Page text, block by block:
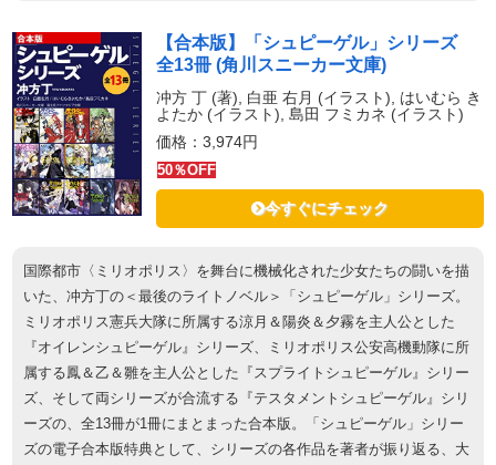
【合本版】「シュピーゲル」シリーズ
全13冊 (角川スニーカー文庫)
冲方 丁 (著), 白亜 右月 (イラスト), はいむら き
よたか (イラスト), 島田 フミカネ (イラスト)
価格：3,974円
50％OFF
今すぐにチェック
国際都市〈ミリオポリス〉を舞台に機械化された少女たちの闘いを描
いた、冲方丁の＜最後のライトノベル＞「シュピーゲル」シリーズ。
ミリオポリス憲兵大隊に所属する涼月＆陽炎＆夕霧を主人公とした
『オイレンシュピーゲル』シリーズ、ミリオポリス公安高機動隊に所
属する鳳＆乙＆雛を主人公とした『スプライトシュピーゲル』シリー
ズ、そして両シリーズが合流する『テスタメントシュピーゲル』シリ
ーズの、全13冊が1冊にまとまった合本版。「シュピーゲル」シリー
ズの電子合本版特典として、シリーズの各作品を著者が振り返る、大